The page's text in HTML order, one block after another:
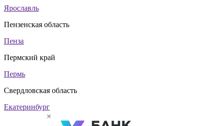
Ярославль
Пензенская область
Пенза
Пермский край
Пермь
Свердловская область
Екатеринбург